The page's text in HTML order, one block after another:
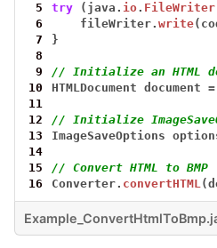
5
try (java. io. FileWriter
6
fileWriter.write
7
}
8
9
// Initialize an HTML
10
HTMLDocument document =
11
12
// Initialize
13
ImageSaveOptions
14
15
// Convert HTML to BMP
16
Converter. convertHTML